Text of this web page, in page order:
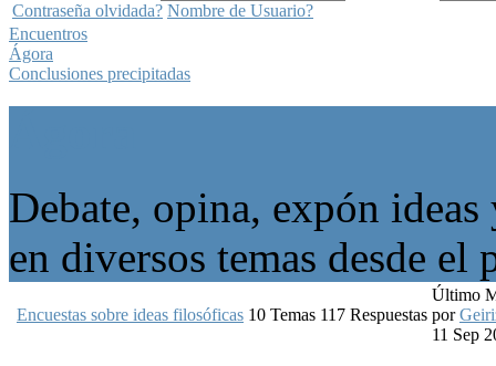
Contraseña olvidada? Nombre de Usuario?
Encuentros
Ágora
Conclusiones precipitadas
Debate, opina, expón
en diversos temas desde
Encuestas sobre ideas filosóficas 10 Temas 117 Respuestas
Último
por
11 Sep